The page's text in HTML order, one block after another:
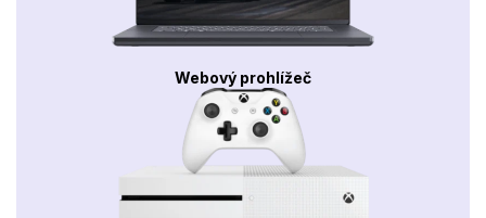
Webový prohlížeč